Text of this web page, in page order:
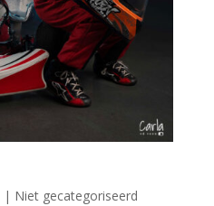
| Niet gecategoriseerd